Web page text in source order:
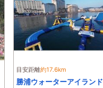
目安距離約17.6km
勝浦ウォーターアイランド